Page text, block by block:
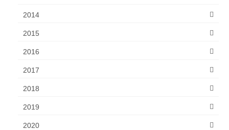
2014
2015
2016
2017
2018
2019
2020